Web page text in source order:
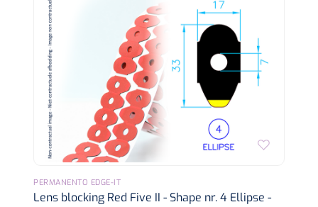
PERMANENTO EDGE-IT
Lens blocking Red Five II - Shape nr. 4 Ellipse -